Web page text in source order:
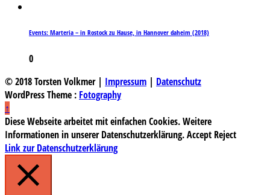
Events: Marteria – in Rostock zu Hause, in Hannover daheim (2018)
0
© 2018 Torsten Volkmer | Impressum | Datenschutz
WordPress Theme : Fotography
↑
Diese Webseite arbeitet mit einfachen Cookies. Weitere
Informationen in unserer Datenschutzerklärung.Accept Reject
Link zur Datenschutzerklärung